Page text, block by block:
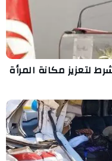
لتعزيز مكانة المرأة